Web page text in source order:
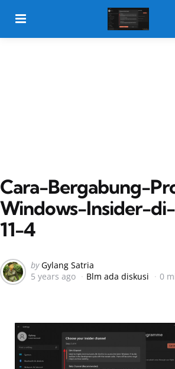
Cara-Bergabung-
Windows-Insider-
11-4
Posted
by
by Gylang Satria
5 years ago
Blm ada diskusi 0